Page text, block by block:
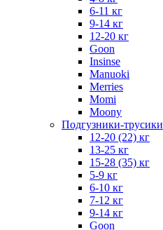
6-11 кг
9-14 кг
12-20 кг
Goon
Insinse
Manuoki
Merries
Momi
Moony
Подгузники-трусики
12-20 (22) кг
13-25 кг
15-28 (35) кг
5-9 кг
6-10 кг
7-12 кг
9-14 кг
Goon